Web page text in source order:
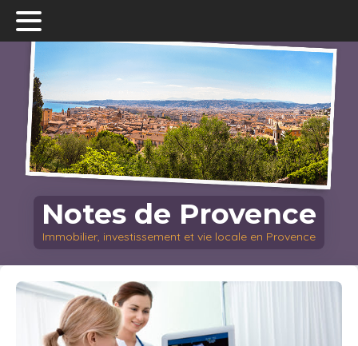
Notes de Provence
Immobilier, investissement et vie locale en Provence